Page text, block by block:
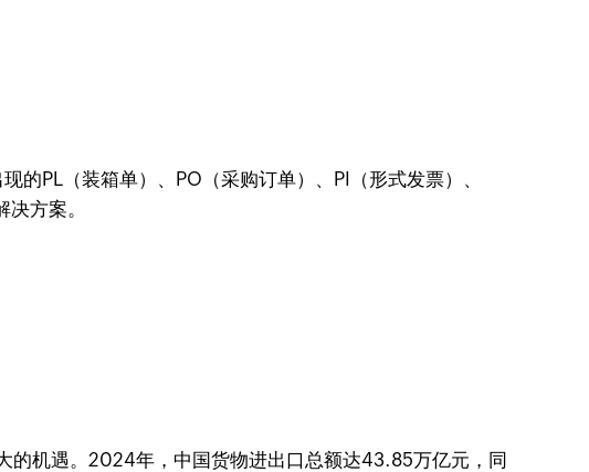
PL（装箱单）、PO（采购订单）、PI（形式发票）、
方案。
的机遇。2024年，中国货物进出口总额达43.85万亿元，同